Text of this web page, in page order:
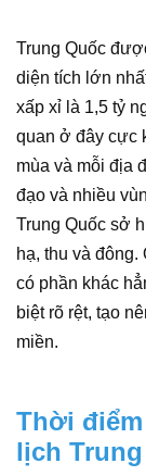
Trung Quốc
diện tích lớn
xấp xỉ là 1,5 tỷ
quan ở đây cực
mùa và mỗi địa
đạo và nhiều
Trung Quốc sở
hạ, thu và
có phần khác
biệt rõ rệt, tạo
miền.
Thời
lịch